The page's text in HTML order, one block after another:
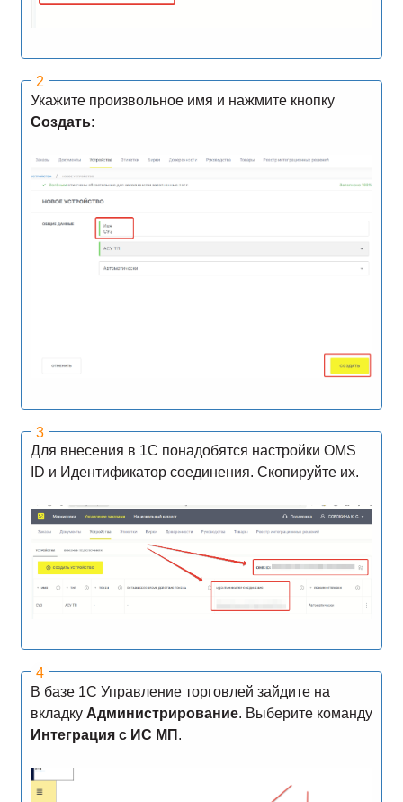
Укажите произвольное имя и нажмите кнопку
Создать:
Для внесения в 1С понадобятся настройки OMS
ID и Идентификатор соединения. Скопируйте их.
В базе 1С Управление торговлей зайдите на
вкладку Администрирование. Выберите команду
Интеграция с ИС МП .